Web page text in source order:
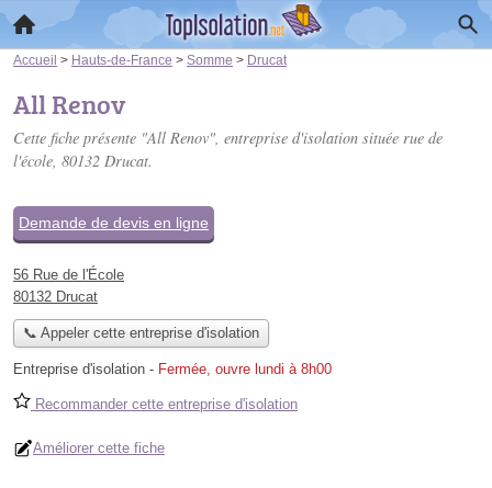
Accueil > Hauts-de-France > Somme > Drucat
All Renov
Cette fiche présente "All Renov", entreprise d'isolation située rue de
l'école, 80132 Drucat.
Demande de devis en ligne
56 Rue de l'École
80132 Drucat
📞 Appeler cette entreprise d'isolation
Entreprise d'isolation - Fermée, ouvre lundi à 8h00
Recommander cette entreprise d'isolation
Améliorer cette fiche